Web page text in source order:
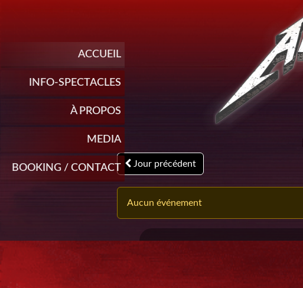
ACCUEIL
INFO-SPECTACLES
À PROPOS
MEDIA
BOOKING / CONTACT Jour précédent
Aucun événement